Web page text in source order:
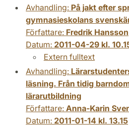
Avhandling: På jakt efter
gymnasieskolans
Författare: Fredrik Hansson
Datum: 2011-04-29 kl.
Extern fulltext
Avhandling:
läsning. Från tidig
lärarutbildning
Författare: Anna-Karin
Datum: 2011-01-14 kl. 13.15